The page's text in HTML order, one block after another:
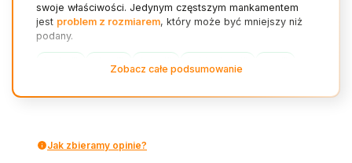
swoje właściwości. Jedynym częstszym mankamentem
jest problem z rozmiarem, który może być mniejszy niż
podany.
Zobacz całe podsumowanie
Jak zbieramy opinie?